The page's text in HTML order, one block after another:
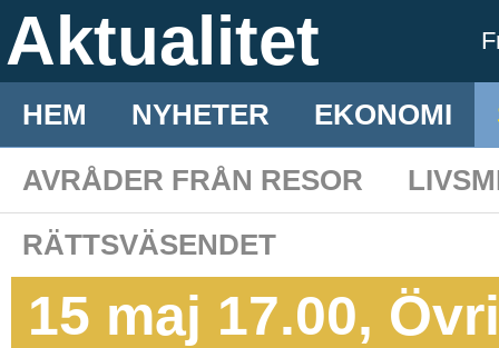
Aktualitet
HEM NYHETER EKONOMI
AVRÅDER FRÅN RESOR
RÄTTSVÄSENDET
15 maj 17.00,